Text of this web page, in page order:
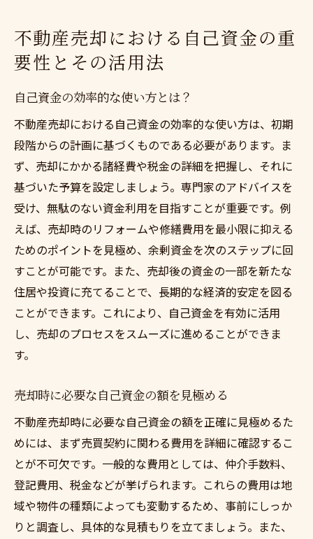
自己資金で売却を成功させるためのポイン
ト
専門家が教える不動産売却の計画術と自己資金
専門家のアドバイスが必要な理由
自己資金管理の基礎知識
不動産売却計画の立て方
自己資金管理における落とし穴
専門家と共に進める売却計画
自己資金を守るためのプロフェッショナル
な視点
不動産売却成功への第一歩は諸経費と税金制度
の把握から
売却に伴う諸経費の内訳
諸経費を見逃さないためのチェックリスト
税金制度を活用した節約法
売却に伴う費用を正確に把握する方法
税金と諸経費で失敗しないための対策
賢く不動産売却を進めるための資金計画の立て
方
資金計画の重要性とその立て方
不動産売却における自己資金の重
要性とその活用法
自己資金の効率的な使い方とは？
不動産売却における自己資金の効率的な使い方は、初期
段階からの計画に基づくものである必要があります。ま
ず、売却にかかる諸経費や税金の詳細を把握し、それに
基づいた予算を設定しましょう。専門家のアドバイスを
受け、無駄のない資金利用を目指すことが重要です。例
えば、売却時のリフォームや修繕費用を最小限に抑える
ためのポイントを見極め、余剰資金を次のステップに回
すことが可能です。また、売却後の資金の一部を新たな
住居や投資に充てることで、長期的な経済的安定を図る
ことができます。これにより、自己資金を有効に活用
し、売却のプロセスをスムーズに進めることができま
す。
売却時に必要な自己資金の額を見極める
不動産売却時に必要な自己資金の額を正確に見極めるた
めには、まず売買契約に関わる費用を詳細に確認するこ
とが不可欠です。一般的な費用としては、仲介手数料、
登記費用、税金などが挙げられます。これらの費用は地
域や物件の種類によっても変動するため、事前にしっか
りと調査し、具体的な見積もりを立てましょう。また、